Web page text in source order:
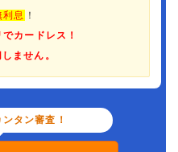
息 ！
カードレス！
ません。
タン審査！